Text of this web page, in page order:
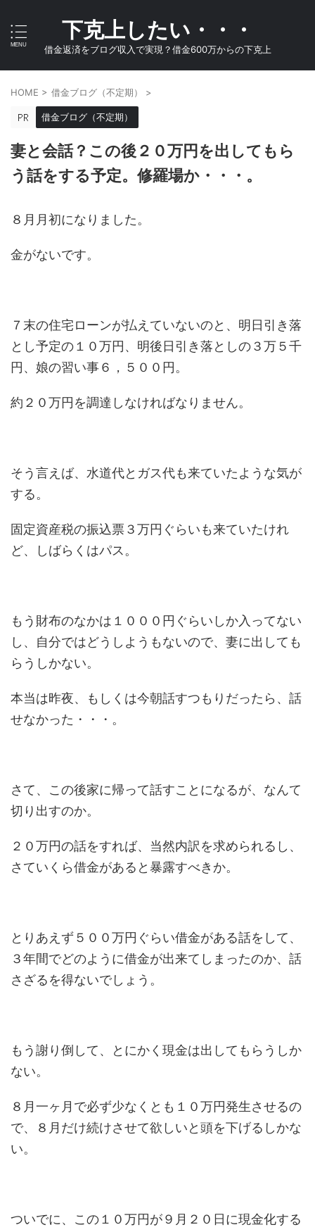
下克上したい・・・
借金返済をブログ収入で実現？借金600万からの下克上
HOME > 借金ブログ（不定期） >
借金ブログ（不定期）
妻と会話？この後２０万円を出してもら
う話をする予定。修羅場か・・・。
８月月初になりました。
金がないです。
７末の住宅ローンが払えていないのと、明日引き落
とし予定の１０万円、明後日引き落としの３万５千
円、娘の習い事６，５００円。
約２０万円を調達しなければなりません。
そう言えば、水道代とガス代も来ていたような気が
する。
固定資産税の振込票３万円ぐらいも来ていたけれ
ど、しばらくはパス。
もう財布のなかは１０００円ぐらいしか入ってない
し、自分ではどうしようもないので、妻に出しても
らうしかない。
本当は昨夜、もしくは今朝話すつもりだったら、話
せなかった・・・。
さて、この後家に帰って話すことになるが、なんて
切り出すのか。
２０万円の話をすれば、当然内訳を求められるし、
さていくら借金があると暴露すべきか。
とりあえず５００万円ぐらい借金がある話をして、
３年間でどのように借金が出来てしまったのか、話
さざるを得ないでしょう。
もう謝り倒して、とにかく現金は出してもらうしか
ない。
８月一ヶ月で必ず少なくとも１０万円発生させるの
で、８月だけ続けさせて欲しいと頭を下げるしかな
い。
ついでに、この１０万円が９月２０日に現金化する